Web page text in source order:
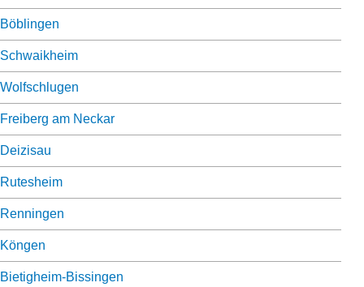
Böblingen
Schwaikheim
Wolfschlugen
Freiberg am Neckar
Deizisau
Rutesheim
Renningen
Köngen
Bietigheim-Bissingen